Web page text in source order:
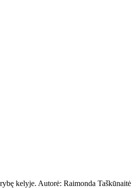
kelyje. Autorė: Raimonda Taškūnaitė